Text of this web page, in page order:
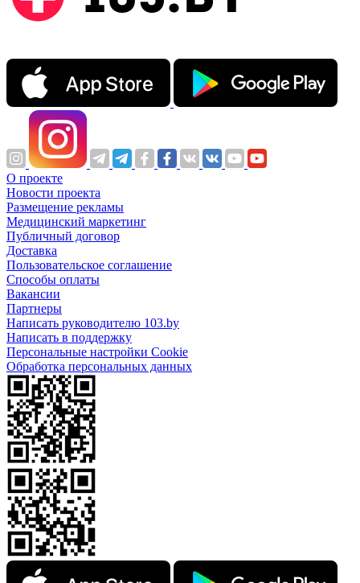
О проекте
Новости проекта
Размещение рекламы
Медицинский маркетинг
Публичный договор
Доставка
Пользовательское соглашение
Способы оплаты
Вакансии
Партнеры
Написать руководителю 103.by
Написать в поддержку
Персональные настройки Cookie
Обработка персональных данных